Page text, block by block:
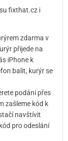
fixthat.cz i
zdarma v
přijede na
iPhone k
balit, kurýr se
podání přes
zašleme kód k
navštívit
pro odeslání